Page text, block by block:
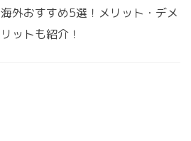
海外おすすめ5選！メリット・デメ
リットも紹介！